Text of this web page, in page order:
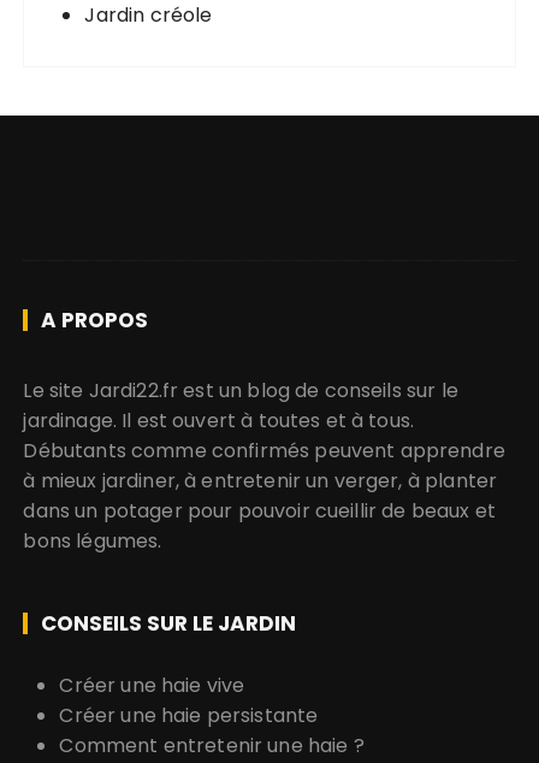
Jardin créole
A PROPOS
Le site Jardi22.fr est un blog de conseils sur le
jardinage. Il est ouvert à toutes et à tous.
Débutants comme confirmés peuvent apprendre
à mieux jardiner, à entretenir un verger, à planter
dans un potager pour pouvoir cueillir de beaux et
bons légumes.
CONSEILS SUR LE JARDIN
Créer une haie vive
Créer une haie persistante
Comment entretenir une haie ?